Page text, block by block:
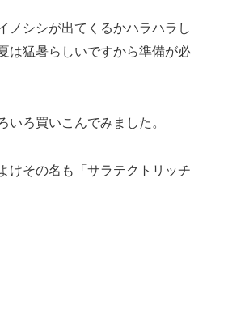
ノシシが出てくるかハラハラし
は猛暑らしいですから準備が必
ろ買いこんでみました。
けその名も「サラテクトリッチ